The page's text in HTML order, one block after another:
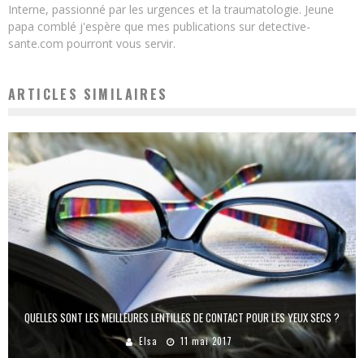
Interne, passionné par les urgences et la traumatologie. Jeune
papa comblé j'espère que mes publications sur detective-
sante.com pourront vous servir.
ARTICLES SIMILAIRES
QUELLES SONT LES MEILLEURES LENTILLES DE CONTACT POUR LES YEUX SECS ?
Elsa 11 mai 2017